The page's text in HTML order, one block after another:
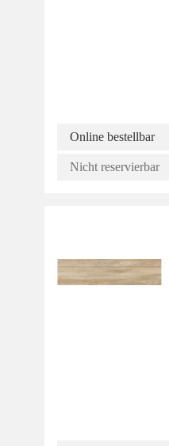
Online bestellbar
Nicht reservierbar